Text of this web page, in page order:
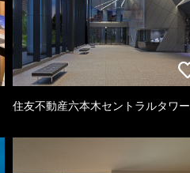
住友不動産六本木セントラルタワー